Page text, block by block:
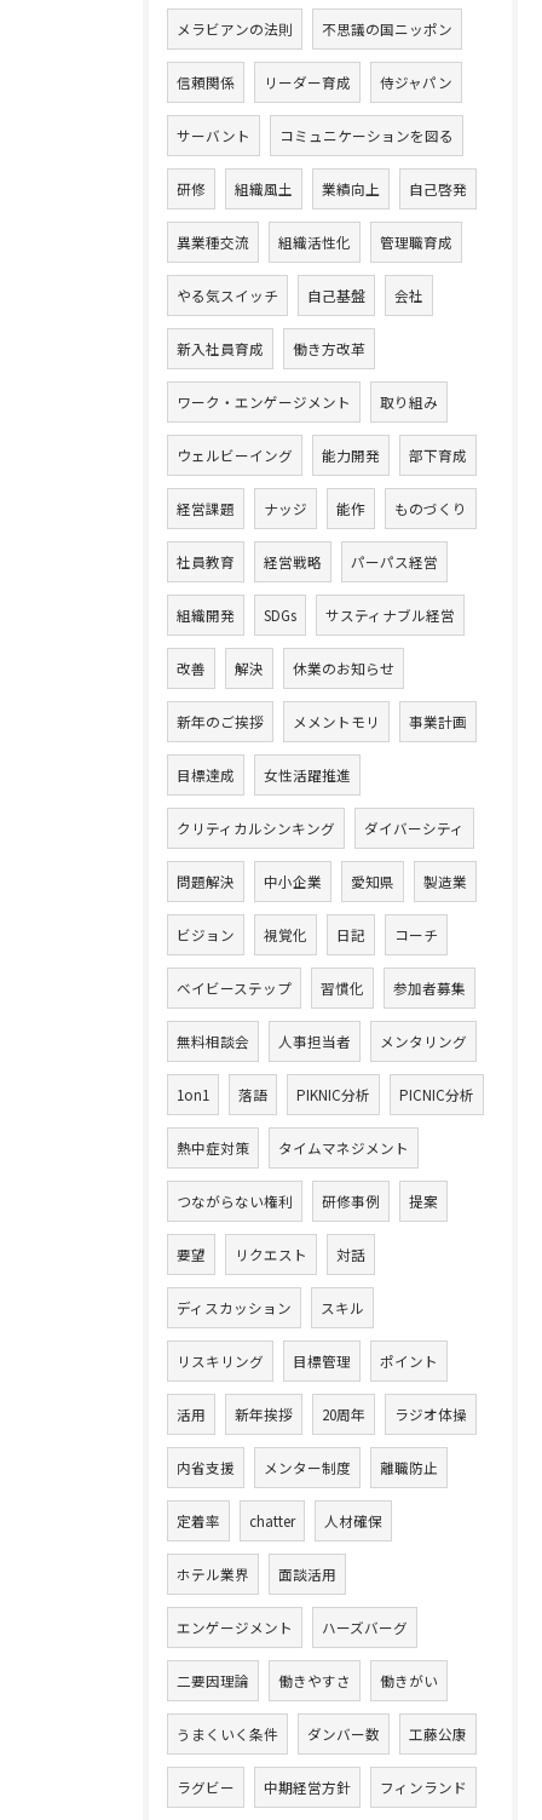
メラビアンの法則 不思議の国ニッポン
信頼関係 リーダー育成 侍ジャパン
サーバント コミュニケーションを図る
研修 組織風土 業績向上 自己啓発
異業種交流 組織活性化 管理職育成
やる気スイッチ 自己基盤 会社
新入社員育成 働き方改革
ワーク・エンゲージメント 取り組み
ウェルビーイング 能力開発 部下育成
経営課題 ナッジ 能作 ものづくり
社員教育 経営戦略 パーパス経営
組織開発 SDGs サスティナブル経営
改善 解決 休業のお知らせ
新年のご挨拶 メメントモリ 事業計画
目標達成 女性活躍推進
クリティカルシンキング ダイバーシティ
問題解決 中小企業 愛知県 製造業
ビジョン 視覚化 日記 コーチ
ベイビーステップ 習慣化 参加者募集
無料相談会 人事担当者 メンタリング
1on1 落語 PIKNIC分析 PICNIC分析
熱中症対策 タイムマネジメント
つながらない権利 研修事例 提案
要望 リクエスト 対話
ディスカッション スキル
リスキリング 目標管理 ポイント
活用 新年挨拶 20周年 ラジオ体操
内省支援 メンター制度 離職防止
定着率 chatter 人材確保
ホテル業界 面談活用
エンゲージメント ハーズバーグ
二要因理論 働きやすさ 働きがい
うまくいく条件 ダンバー数 工藤公康
ラグビー 中期経営方針 フィンランド